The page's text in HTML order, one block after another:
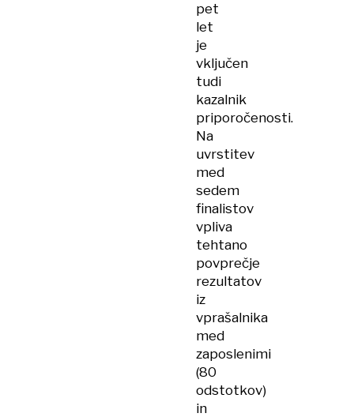
pet
let
je
vključen
tudi
kazalnik
priporočenosti.
Na
uvrstitev
med
sedem
finalistov
vpliva
tehtano
povprečje
rezultatov
iz
vprašalnika
med
zaposlenimi
(80
odstotkov)
in